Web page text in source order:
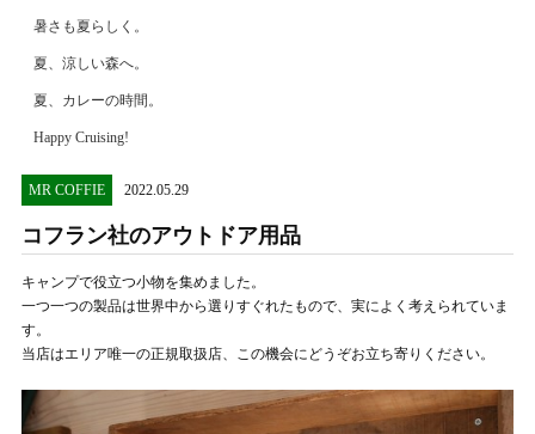
暑さも夏らしく。
夏、涼しい森へ。
夏、カレーの時間。
Happy Cruising!
MR COFFIE 2022.05.29
コフラン社のアウトドア用品
キャンプで役立つ小物を集めました。
一つ一つの製品は世界中から選りすぐれたもので、実によく考えられていま
す。
当店はエリア唯一の正規取扱店、この機会にどうぞお立ち寄りください。